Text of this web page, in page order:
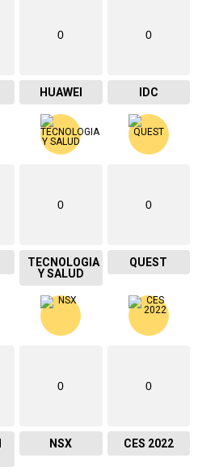
0
HUAWEI
0
IDC
0
TECNOLOGIA
Y SALUD
0
QUEST
0
NSX
0
CES 2022